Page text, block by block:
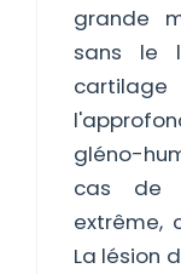
grande
sans le
cartilage
gléno-
cas de
extrême,
La lésion